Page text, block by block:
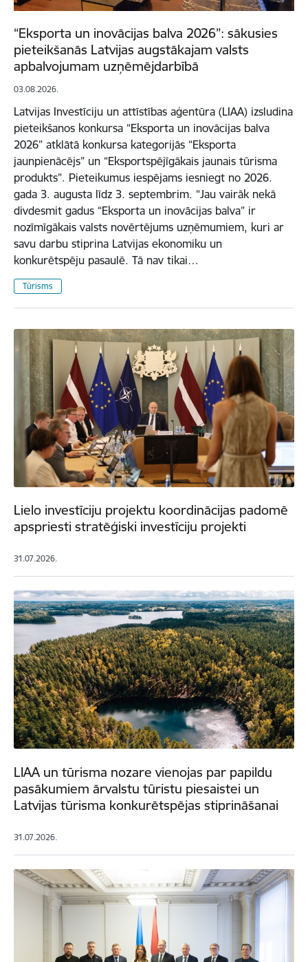
“Eksporta un inovācijas balva 2026”: sākusies
pieteikšanās Latvijas augstākajam valsts
apbalvojumam uzņēmējdarbībā
03.08.2026.
Latvijas Investīciju un attīstības aģentūra (LIAA) izsludina
pieteikšanos konkursa “Eksporta un inovācijas balva
2026” atklātā konkursa kategorijās “Eksporta
jaunpienācējs” un “Eksportspējīgākais jaunais tūrisma
produkts”. Pieteikumus iespējams iesniegt no 2026.
gada 3. augusta līdz 3. septembrim. “Jau vairāk nekā
divdesmit gadus “Eksporta un inovācijas balva” ir
nozīmīgākais valsts novērtējums uzņēmumiem, kuri ar
savu darbu stiprina Latvijas ekonomiku un
konkurētspēju pasaulē. Tā nav tikai…
Tūrisms
Lielo investīciju projektu koordinācijas padomē
apspriesti stratēģiski investīciju projekti
31.07.2026.
LIAA un tūrisma nozare vienojas par papildu
pasākumiem ārvalstu tūristu piesaistei un
Latvijas tūrisma konkurētspējas stiprināšanai
31.07.2026.